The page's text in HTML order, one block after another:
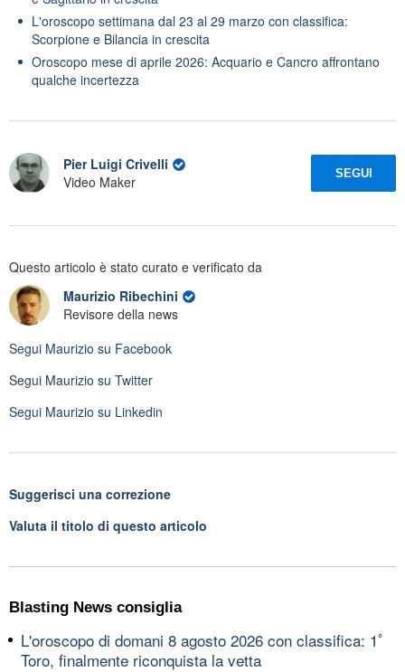
L'oroscopo settimana dal 23 al 29 marzo con classifica:
Scorpione e Bilancia in crescita
Oroscopo mese di aprile 2026: Acquario e Cancro affrontano
qualche incertezza
Pier Luigi Crivelli
Video Maker
SEGUI
Questo articolo è stato curato e verificato da
Maurizio Ribechini
Revisore della news
Segui Maurizio su Facebook
Segui Maurizio su Twitter
Segui Maurizio su Linkedin
Suggerisci una correzione
Valuta il titolo di questo articolo
Blasting News consiglia
L'oroscopo di domani 8 agosto 2026 con classifica: 1ﾟ
Toro, finalmente riconquista la vetta